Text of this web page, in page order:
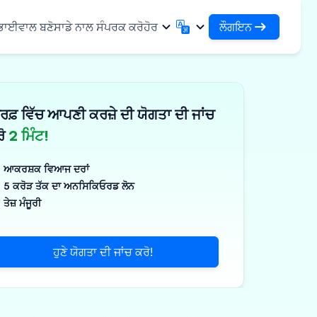
ਅਤੇ ਉਦਯੋਗਿਕ
ਅਤੇ ਮੈਡੀਕਲ
ਅਤੇ ਛੋਟੇ ਉਪਕਰਣ
ਬਣੋਸਾਡੇ ਨਾਲ ਸੰਪਰਕ ਕਰੋਹੋਰ
हिन्दी
ଓଡ଼ିଆ
తెలుగు
Telugu
বাংলা
ਲੌਗਇਨ
DSA ਵਜੋਂ ਲੌਗਇਨ ਕਰੋ
ਵਿੱਚ ਆਪਣੀ ਕਰਜ਼ੇ ਦੀ ਯੋਗਤਾ ਦੀ ਜਾਂਚ
2 ਮਿੰਟ!
ਆਕਰਸ਼ਕ ਵਿਆਜ ਦਰਾਂ
5 ਕਰੋੜ ਤੱਕ ਦਾ ਅਨਸਿਕਿਓਰਡ ਲੋਨ
ਤੇਜ਼ ਮੰਜੂਰੀ
ਹੁਣੇ ਯੋਗਤਾ ਦੀ ਜਾਂਚ ਕਰੋ!